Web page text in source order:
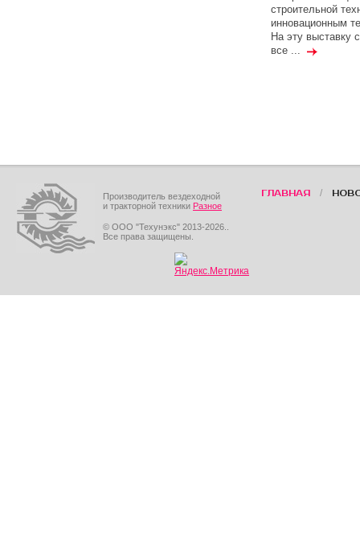
строительной
инновационным
На эту выставку
все ...
Производитель вездеходной
и тракторной техники Разное
© ООО "Техунэкс" 2013-2026..
Все права защищены.
ГЛАВНАЯ /